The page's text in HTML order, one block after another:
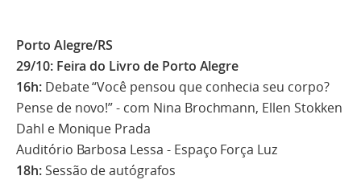
Porto Alegre/RS
29/10: Feira do Livro de Porto Alegre
16h: Debate “Você pensou que conhecia seu corpo?
Pense de novo!” - com Nina Brochmann, Ellen Stokken
Dahl e Monique Prada
Auditório Barbosa Lessa - Espaço Força Luz
18h: Sessão de autógrafos